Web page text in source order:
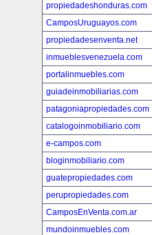
propiedadeshonduras.com
CamposUruguayos.com
propiedadesenventa.net
inmueblesvenezuela.com
portalinmuebles.com
guiadeinmobiliarias.com
patagoniapropiedades.com
catalogoinmobiliario.com
e-campos.com
bloginmobiliario.com
guatepropiedades.com
perupropiedades.com
CamposEnVenta.com.ar
mundoinmuebles.com